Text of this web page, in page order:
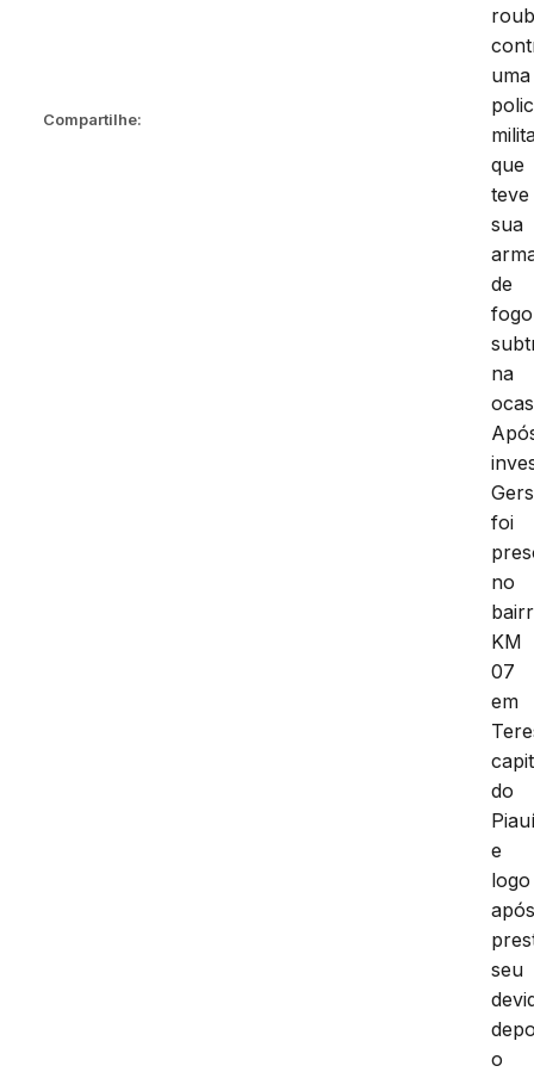
Compartilhe:
uma
que
teve
sua
de
fogo
na
foi
no
KM
07
em
do
e
logo
seu
o